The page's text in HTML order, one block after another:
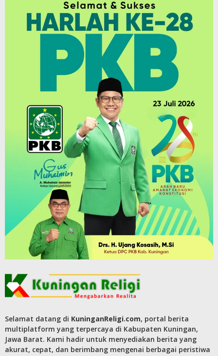
Selamat datang di KuninganReligi.com, portal berita
multiplatform yang terpercaya di Kabupaten Kuningan,
Jawa Barat. Kami hadir untuk menyediakan berita yang
akurat, cepat, dan berimbang mengenai berbagai peristiwa